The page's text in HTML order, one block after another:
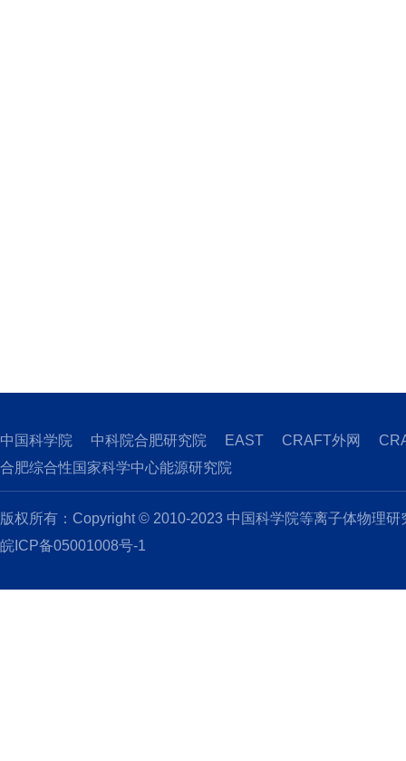
中国科学院 中科院合肥研究院 EAST CRAFT外网
合肥综合性国家科学中心能源研究院
版权所有：Copyright © 2010-2023 中国科学院等离子体物理
皖ICP备05001008号-1